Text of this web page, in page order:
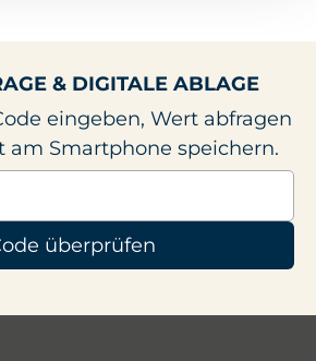
& DIGITALE ABLAGE
eingeben, Wert abfragen
am Smartphone speichern.
überprüfen